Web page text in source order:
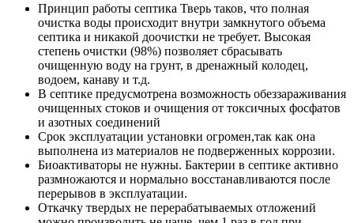
Принцип работы септика Тверь таков, что полная
очистка воды происходит внутри замкнутого объема
септика и никакой доочистки не требует. Высокая
степень очистки (98%) позволяет сбрасывать
очищенную воду на грунт, в дренажный колодец,
водоем, канаву и т.д.
В септике предусмотрена возможность обеззараживания
очищенных стоков и очищения от токсичных фосфатов
и азотных соединений
Срок эксплуатации установки огромен,так как она
выполнена из материалов не подверженных коррозии.
Биоактиваторы не нужны. Бактерии в септике активно
размножаются и нормально восстанавливаются после
перерывов в эксплуатации.
Откачку твердых не перерабатываемых отложений